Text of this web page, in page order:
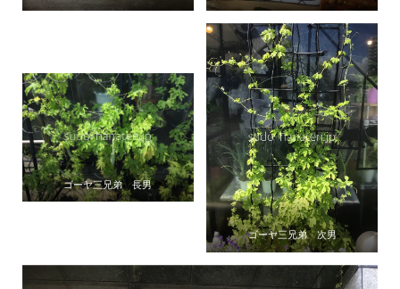
ゴーヤ三兄弟 長男
ゴーヤ三兄弟 次男